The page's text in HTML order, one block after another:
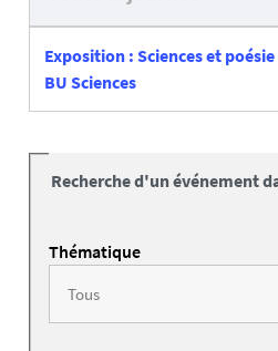
Exposition : Sciences et
BU Sciences
Recherche d'un événement
Thématique